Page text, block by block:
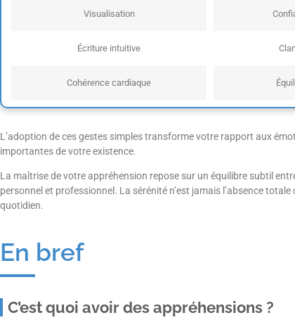
Visualisation
Écriture intuitive
Cohérence cardiaque
L’adoption de ces gestes simples transforme votre rapport aux
importantes de votre existence.
La maîtrise de votre appréhension repose sur un équilibre subtil
personnel et professionnel. La sérénité n’est jamais l’absence
quotidien.
En bref
C’est quoi avoir des appréhensions ?